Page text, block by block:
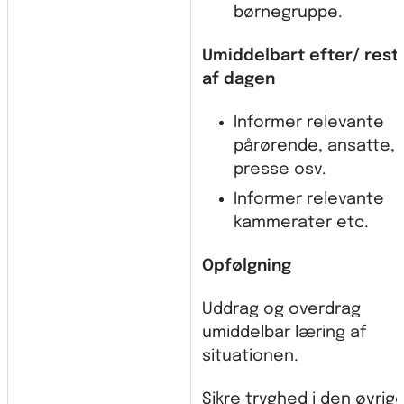
børnegruppe.
Umiddelbart efter/
af dagen
Informer relevante
pårørende, ansatte,
presse osv.
Informer relevante
kammerater etc.
Opfølgning
Uddrag og overdrag
umiddelbar læring af
situationen.
Sikre tryghed i den